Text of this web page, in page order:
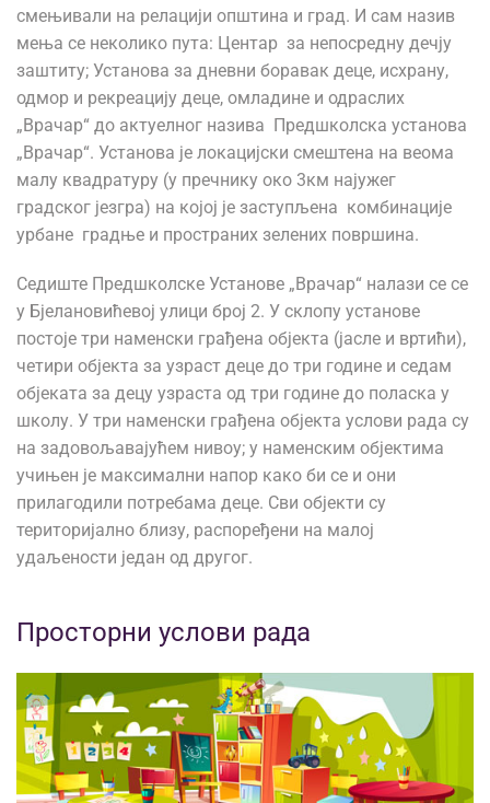
смењивали на релацији општина и град. И сам назив
мења се неколико пута: Центар за непосредну дечју
заштиту; Установа за дневни боравак деце, исхрану,
одмор и рекреацију деце, омладине и одраслих
„Врачар“ до актуелног назива Предшколска установа
„Врачар“. Установа је локацијски смештена на веома
малу квадратуру (у пречнику око 3км најужег
градског језгра) на којој је заступљена комбинације
урбане градње и пространих зелених површина.
Седиште Предшколске Установе „Врачар“ налази се се
у Бјелановићевој улици број 2. У склопу установе
постоје три наменски грађена објекта (јасле и вртићи),
четири објекта за узраст деце до три године и седам
објеката за децу узраста од три године до поласка у
школу. У три наменски грађена објекта услови рада су
на задовољавајућем нивоу; у наменским објектима
учињен је максимални напор како би се и они
прилагодили потребама деце. Сви објекти су
територијално близу, распоређени на малој
удаљености један од другог.
Просторни услови рада